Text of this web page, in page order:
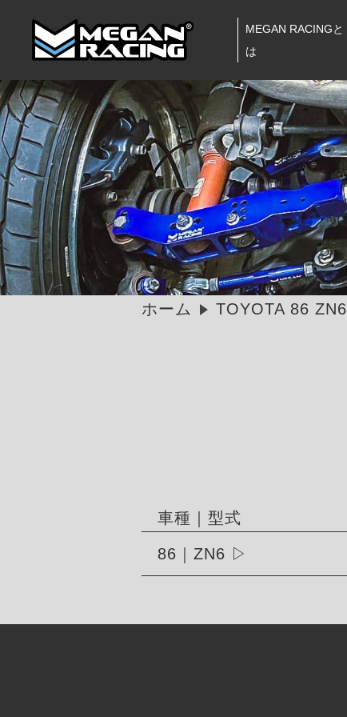
MEGAN RACINGと
は
ホーム TOYOTA 86 ZN6
車種｜型式
86｜ZN6